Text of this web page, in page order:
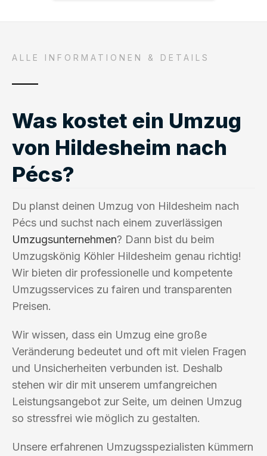
ALLE INFORMATIONEN & DETAILS
Was kostet ein Umzug
von Hildesheim nach
Pécs?
Du planst deinen Umzug von Hildesheim nach
Pécs und suchst nach einem zuverlässigen
Umzugsunternehmen? Dann bist du beim
Umzugskönig Köhler Hildesheim genau richtig!
Wir bieten dir professionelle und kompetente
Umzugsservices zu fairen und transparenten
Preisen.
Wir wissen, dass ein Umzug eine große
Veränderung bedeutet und oft mit vielen Fragen
und Unsicherheiten verbunden ist. Deshalb
stehen wir dir mit unserem umfangreichen
Leistungsangebot zur Seite, um deinen Umzug
so stressfrei wie möglich zu gestalten.
Unsere erfahrenen Umzugsspezialisten kümmern